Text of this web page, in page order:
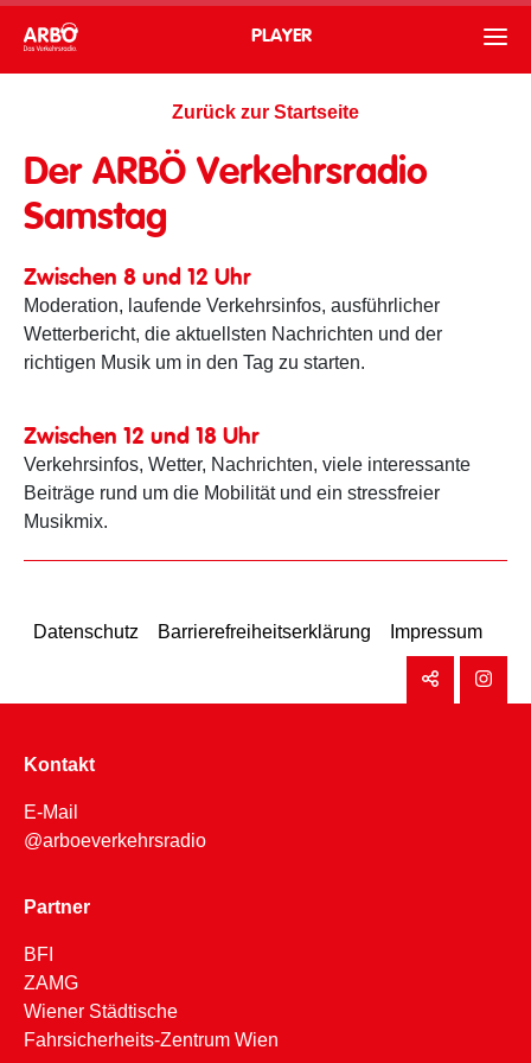
PLAYER
Zurück zur Startseite
Der ARBÖ Verkehrsradio
Samstag
Zwischen 8 und 12 Uhr
Moderation, laufende Verkehrsinfos, ausführlicher
Wetterbericht, die aktuellsten Nachrichten und der
richtigen Musik um in den Tag zu starten.
Zwischen 12 und 18 Uhr
Verkehrsinfos, Wetter, Nachrichten, viele interessante
Beiträge rund um die Mobilität und ein stressfreier
Musikmix.
Datenschutz Barrierefreiheitserklärung Impressum
Kontakt
E-Mail
@arboeverkehrsradio
Partner
BFI
ZAMG
Wiener Städtische
Fahrsicherheits-Zentrum Wien